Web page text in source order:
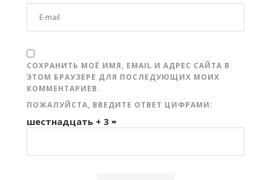
СОХРАНИТЬ МОЁ ИМЯ, EMAIL И АДРЕС САЙТА В
ЭТОМ БРАУЗЕРЕ ДЛЯ ПОСЛЕДУЮЩИХ МОИХ
КОММЕНТАРИЕВ.
ПОЖАЛУЙСТА, ВВЕДИТЕ ОТВЕТ ЦИФРАМИ:
шестнадцать + 3 =